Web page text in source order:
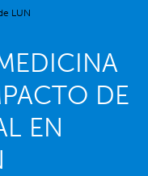
LUN
DE
EN